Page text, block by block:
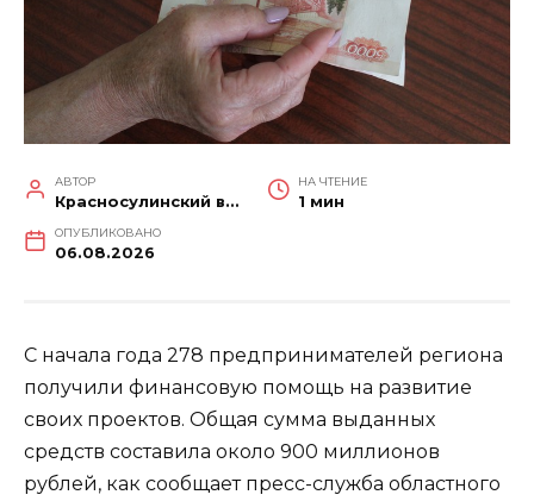
АВТОР
Красносулинский вестник
НА ЧТЕНИЕ
1 мин
ОПУБЛИКОВАНО
06.08.2026
С начала года 278 предпринимателей региона
получили финансовую помощь на развитие
своих проектов. Общая сумма выданных
средств составила около 900 миллионов
рублей, как сообщает пресс-служба областного